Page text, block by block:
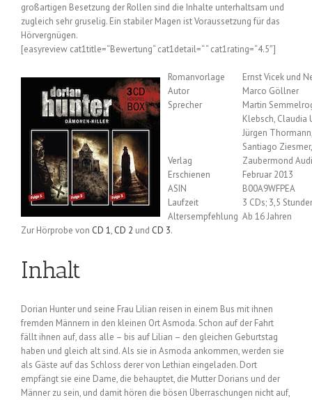
großartigen Besetzung der Rollen sind die Inhalte unterhaltsam und
zugleich sehr gruselig. Ein stabiler Magen ist Voraussetzung für das
Hörvergnügen.
[easyreview cat1title=“Bewertung“ cat1detail=“ “ cat1rating=“4.5″]
Romanvorlage
Ernst Vicek und
Autor
Marco Göllner
Sprecher
Martin
Klebsch, Claudia
Jürgen
Santiago
Verlag
Zaubermond
Erschienen
Februar 2013
ASIN
B00A9WFPEA
Laufzeit
3 CDs; 3,5
Altersempfehlung Ab 16 Jahren
Zur Hörprobe von CD 1, CD 2 und CD 3.
Inhalt
Dorian Hunter und seine Frau Lilian reisen in einem Bus mit ihnen
fremden Männern in den kleinen Ort Asmoda. Schon auf der Fahrt
fällt ihnen auf, dass alle – bis auf Lilian – den gleichen Geburtstag
haben und gleich alt sind. Als sie in Asmoda ankommen, werden sie
als Gäste auf das Schloss derer von Lethian eingeladen. Dort
empfängt sie eine Dame, die behauptet, die Mutter Dorians und der
Männer zu sein, und damit hören die bösen Überraschungen nicht auf,